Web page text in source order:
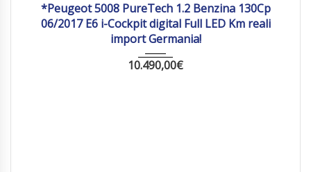
*Peugeot 5008 PureTech 1.2 Benzina 130Cp
06/2017 E6 i-Cockpit digital Full LED Km reali
import Germania!
10.490,00€